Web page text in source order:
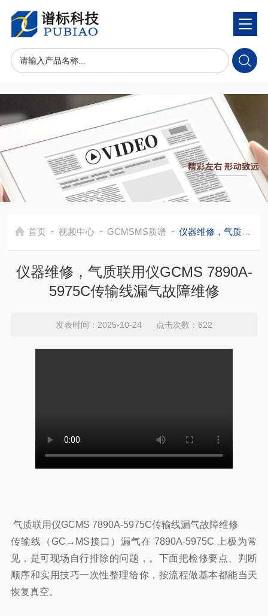
首页 - 视频中心 - GCMSMS质谱 - 仪器维修，气质联用仪GCMS 7890A-5975C传输线漏气故障维修
仪器维修，气质联用仪GCMS 7890A-
5975C传输线漏气故障维修
发表时间：2025-10-24 点击次数：622
气质联用仪GCMS 7890A-5975C传输线漏气故障维修
传输线（GC→MS接口）漏气在 7890A-5975C 上极为常
见，是可现场自行排除的问题，。下面把检修要点、判断
顺序和实用技巧一次性整理给你，按流程做基本都能当天
恢复真空。